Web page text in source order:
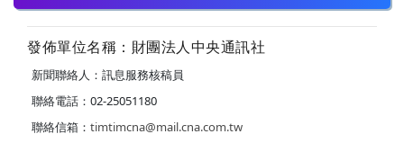
發佈單位名稱：財團法人中央通訊社
新聞聯絡人：訊息服務核稿員
聯絡電話：02-25051180
聯絡信箱： timtimcna@mail.cna.com.tw